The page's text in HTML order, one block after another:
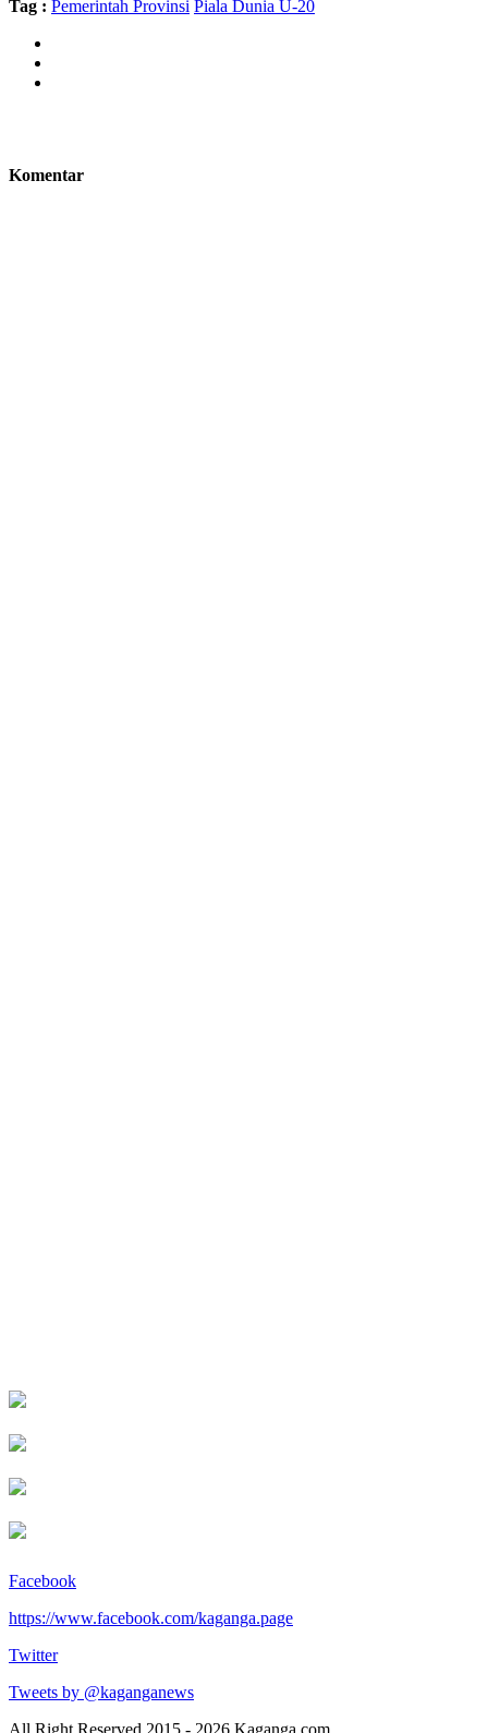
Tag : Pemerintah Provinsi Piala Dunia U-20
Komentar
Facebook
https://www.facebook.com/kaganga.page
Twitter
Tweets by @kaganganews